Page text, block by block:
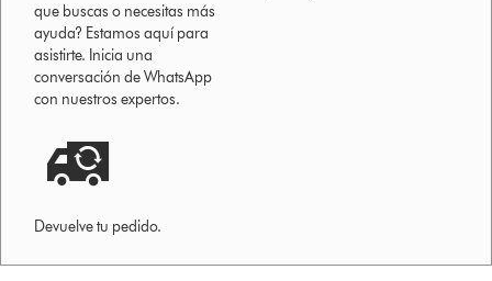
que buscas o necesitas más
ayuda? Estamos aquí para
asistirte. Inicia una
conversación de WhatsApp
con nuestros expertos.
Devuelve tu pedido.